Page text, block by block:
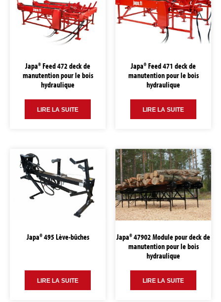
Japa® Feed 472 deck de
manutention pour le bois
hydraulique
LIRE LA SUITE
Japa® Feed 471 deck de
manutention pour le bois
hydraulique
LIRE LA SUITE
Japa® 495 Lève-bûches
LIRE LA SUITE
Japa® 47902 Module pour deck de
manutention pour le bois
hydraulique
LIRE LA SUITE